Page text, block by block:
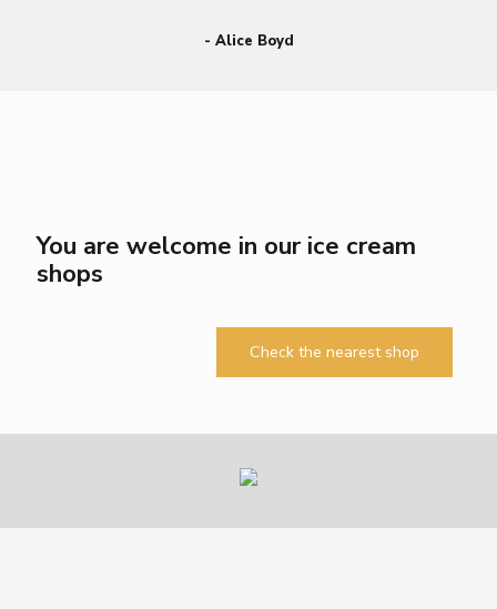
- Alice Boyd
You are welcome in our ice cream
shops
Check the nearest shop